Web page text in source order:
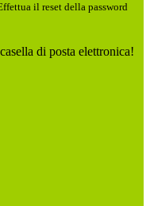
il reset della password
di posta elettronica!